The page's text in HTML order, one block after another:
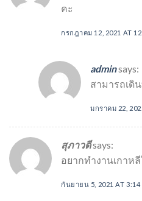
คะ
กรกฎาคม 12, 2021 AT
adminsays:
สามารถเดิ
มกราคม 22,
สุภาวดีsays:
อยากทำงานเกาห
กันยายน 5, 2021 AT 3:14